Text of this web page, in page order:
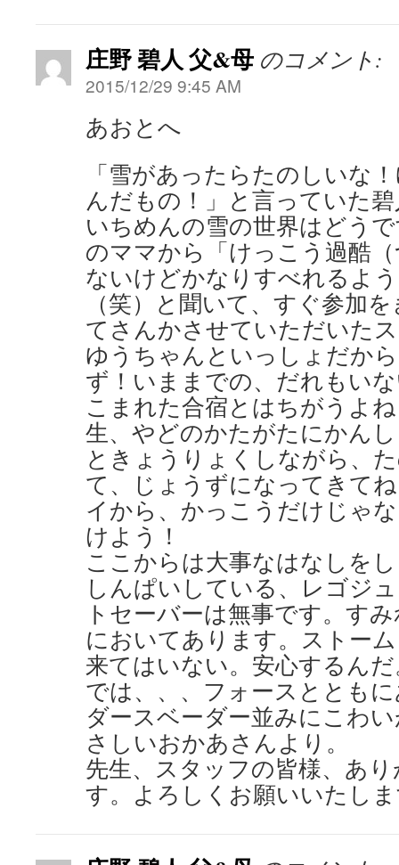
庄野 碧人 父&母 のコメント:
2015/12/29 9:45 AM
あおとへ
「雪があったらたのしいな
んだもの！」と言っていた
いちめんの雪の世界はどう
のママから「けっこう過酷
ないけどかなりすべれるよ
（笑）と聞いて、すぐ参加
てさんかさせていただいた
ゆうちゃんといっしょだか
ず！いままでの、だれもい
こまれた合宿とはちがうよ
生、やどのかたがたにかん
ときょうりょくしながら、
て、じょうずになってきて
イから、かっこうだけじゃ
けよう！
ここからは大事なはなしを
しんぱいしている、レゴジ
トセーバーは無事です。す
においてあります。ストー
来てはいない。安心するん
では、、、フォースととも
ダースベーダー並みにこわ
さしいおかあさんより。
先生、スタッフの皆様、あ
す。よろしくお願いいたし